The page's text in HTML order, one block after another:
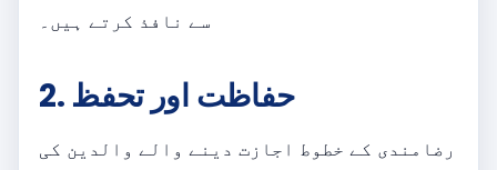
سے نافذ کرتے ہیں۔
2. حفاظت اور تحفظ
رضامندی کے خطوط اجازت دینے والے والدین کی